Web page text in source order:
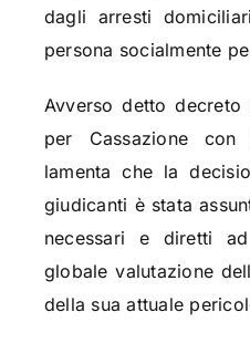
dagli arresti
persona socialmente
Avverso detto
per Cassazione
lamenta che la
giudicanti è stata
necessari e diretti
globale valutazione
della sua attuale